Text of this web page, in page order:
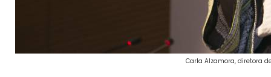
Carla Alzamora, diretora